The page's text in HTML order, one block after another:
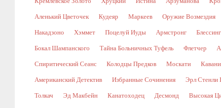
Аленький Цветочек Кудеяр Маркеев Оружие Возмездия
Накадзоно Хэммет Поцелуй Иуды Армстронг
Бокал Шампанского Тайна Больничных Туфель Флетчер
Спиритический Сеанс Колодцы Предков Москати Кавани
Американский Детектив Избранные Сочинения Эрл Стенли
Толкач Эд Макбейн Канатоходец Десмонд Высокая